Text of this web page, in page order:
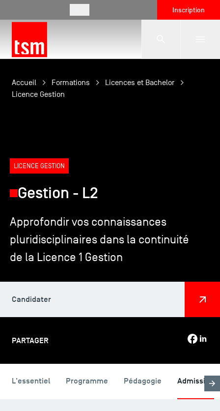
Inscription
L'école
Entreprises
International
TSM-Research
Alumni
PARTAGER
Accueil Formations
Licences et Bachelor
Licence Gestion
LICENCE GESTION
Gestion - L2
Approfondir vos connaissances
pluridisciplinaires dans la continuité
de la Licence 1 Gestion
Candidater
L'essentiel Programme Pédagogie Admission